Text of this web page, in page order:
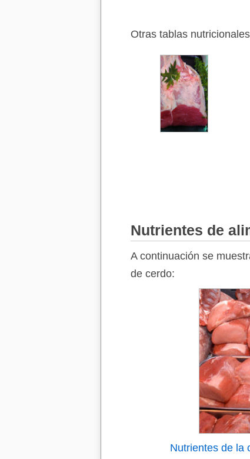
Otras tablas
Nutrientes de
A continuación se
de cerdo:
Nutrientes de la